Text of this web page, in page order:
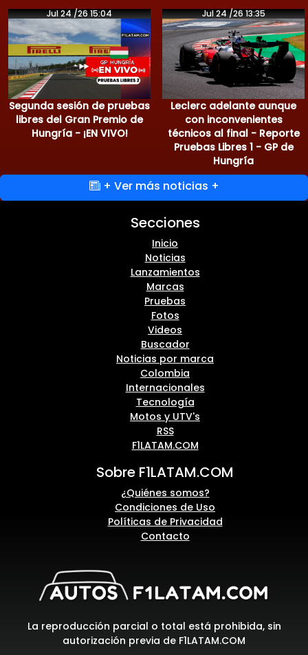
Jul 24 /26 15:04
Segunda sesión de pruebas
libres del Gran Premio de
Hungría - ¡EN VIVO!
Jul 24 /26 13:35
Leclerc adelante aunque
con inconvenientes
técnicos al final - Reporte
Pruebas Libres 1 - GP de
Hungría
+ Ver más noticias +
Secciones
Inicio
Noticias
Lanzamientos
Marcas
Pruebas
Fotos
Videos
Buscador
Noticias por marca
Colombia
Internacionales
Tecnología
Motos y UTV's
RSS
F1LATAM.COM
Sobre F1LATAM.COM
¿Quiénes somos?
Condiciones de Uso
Políticas de Privacidad
Contacto
La reproducción parcial o total está prohibida, sin
autorización previa de F1LATAM.COM